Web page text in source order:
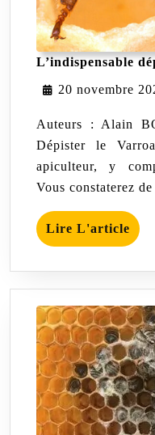
L’indispensable
20 novembre
Auteurs : Alain BODOY et Olivier MARTEL
Dépister le
apiculteur, y
Vous constaterez
Lire L'article Lire